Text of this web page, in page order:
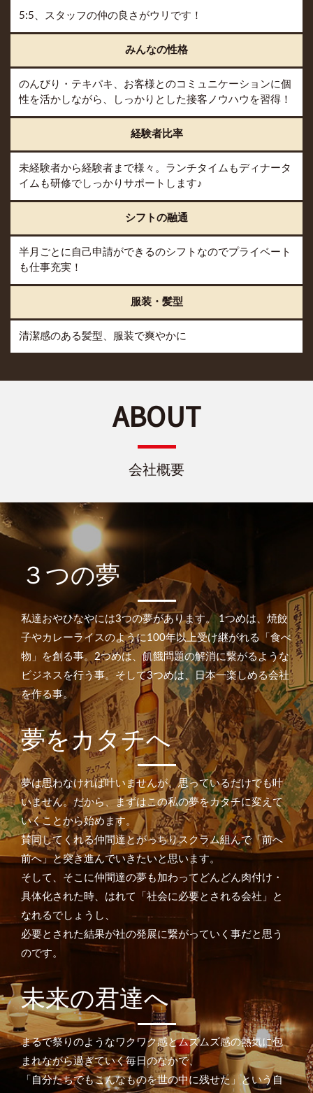
5:5、スタッフの仲の良さがウリです！
みんなの性格
のんびり・テキパキ、お客様とのコミュニケーションに個
性を活かしながら、しっかりとした接客ノウハウを習得！
経験者比率
未経験者から経験者まで様々。ランチタイムもディナータ
イムも研修でしっかりサポートします♪
シフトの融通
半月ごとに自己申請ができるのシフトなのでプライベート
も仕事充実！
服装・髪型
清潔感のある髪型、服装で爽やかに
ABOUT
会社概要
３つの夢
私達おやひなやには3つの夢があります。
1つめは、焼餃
子やカレーライスのように100年以上受け継がれる「食べ
物」を創る事。 2つめは、飢餓問題の解消に繋がるような
ビジネスを行う事。 そして3つめは、日本一楽しめる会社
を作る事。
夢をカタチへ
夢は思わなければ叶いませんが、思っているだけでも叶
いません。だから、まずはこの私の夢をカタチに変えて
いくことから始めます。
賛同してくれる仲間達とがっちりスクラム組んで「前へ
前へ」と突き進んでいきたいと思います。
そして、そこに仲間達の夢も加わってどんどん肉付け・
具体化された時、はれて「社会に必要とされる会社」と
なれるでしょうし、
必要とされた結果が社の発展に繋がっていく事だと思う
のです。
未来の君達へ
まるで祭りのようなワクワク感とムズムズ感の熱気に包
まれながら過ぎていく毎日のなかで、
「自分たちでもこんなものを世の中に残せた」という自